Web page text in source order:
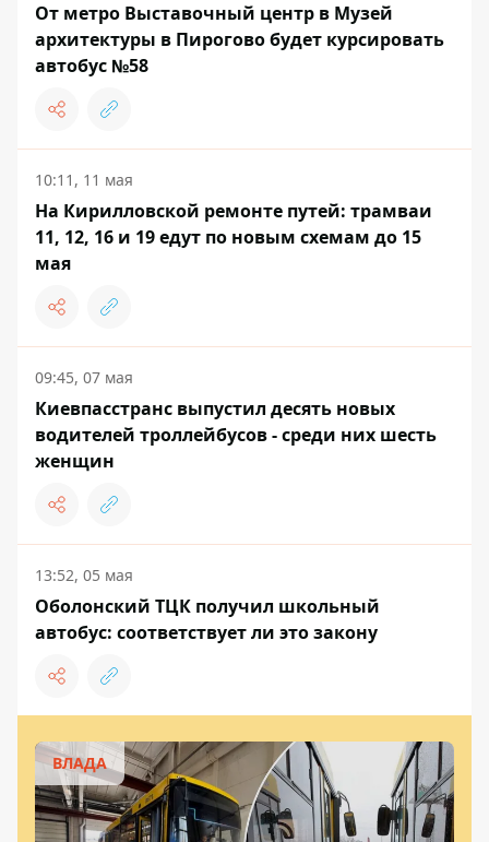
От метро Выставочный центр в Музей
архитектуры в Пирогово будет курсировать
автобус №58
10:11, 11 мая
На Кирилловской ремонте путей: трамваи
11, 12, 16 и 19 едут по новым схемам до 15
мая
09:45, 07 мая
Киевпасстранс выпустил десять новых
водителей троллейбусов - среди них шесть
женщин
13:52, 05 мая
Оболонский ТЦК получил школьный
автобус: соответствует ли это закону
ВЛАДА